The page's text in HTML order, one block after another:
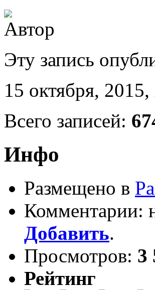
Эту запись
15 октября,
Всего записей:
Инфо
Размещено в
Комментарии:
Добавить.
Просмотров: 3
Рейтинг